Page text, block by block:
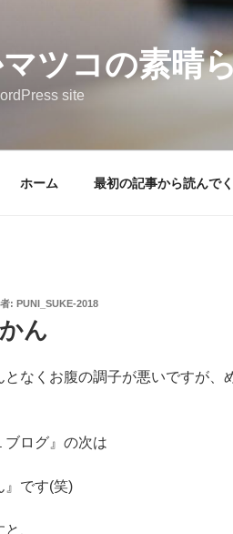
ツコの素晴
site
ホーム 最初の記事から読んで
: PUNI_SUKE-2018
ん
となくお腹の調子が悪いですが、
ブログ』の次は
』です(笑)
、